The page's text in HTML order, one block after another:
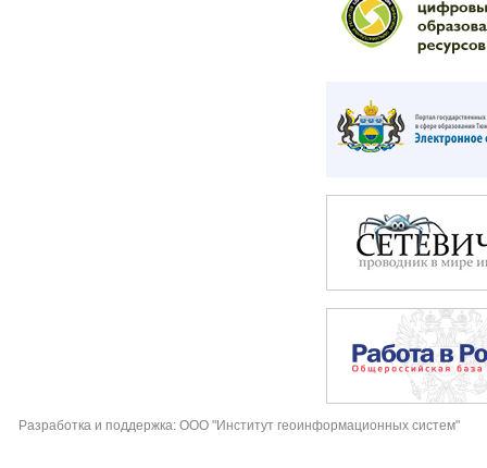
Разработка и поддержка: ООО "Институт геоинформационных систем"